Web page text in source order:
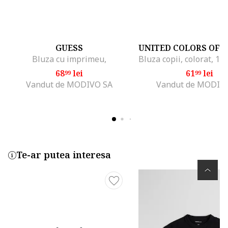
GUESS
Bluza cu imprimeu,
6899lei
Vandut de MODIVO SA
6199lei
Vandut de
Te-ar putea interesa